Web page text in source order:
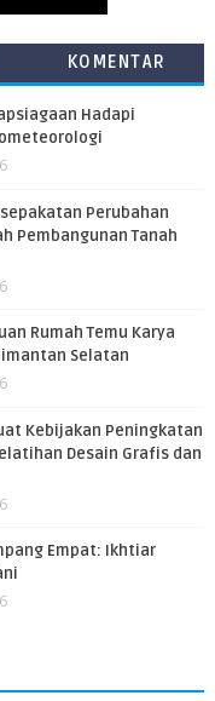
KOMENTAR
Hadapi
Perubahan
Pembangunan Tanah
Rumah Temu Karya
Selatan
Kebijakan Peningkatan
Desain Grafis dan
Empat: Ikhtiar